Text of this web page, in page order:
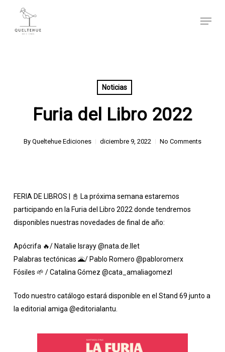
main
Menu
Noticias
Furia del Libro 2022
By Queltehue Ediciones diciembre 9, 2022 No Comments
FERIA DE LIBROS | 📓 La próxima semana estaremos
participando en la Furia del Libro 2022 donde tendremos
disponibles nuestras novedades de final de año:
Apócrifa 🔥/ Natalie Israyy@nata.de.llet
Palabras tectónicas 🌋/ Pablo Romero @pabloromerx
Fósiles 🌱 / Catalina Gómez @cata_amaliagomezl
Todo nuestro catálogo estará disponible en el Stand 69 junto a
la editorial amiga @editorialantu